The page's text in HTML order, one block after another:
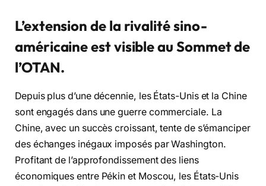
L’extension de la rivalité sino-
américaine est visible au Sommet de
l’OTAN.
Depuis plus d’une décennie, les États-Unis et la Chine
sont engagés dans une guerre commerciale. La
Chine, avec un succès croissant, tente de s’émanciper
des échanges inégaux imposés par Washington.
Profitant de l’approfondissement des liens
économiques entre Pékin et Moscou, les États-Unis